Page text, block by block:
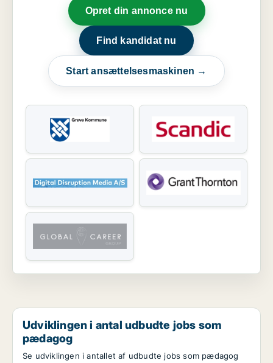
Opret din annonce nu
Find kandidat nu
Start ansættelsesmaskinen →
Udviklingen i antal udbudte jobs som
pædagog
Se udviklingen i antallet af udbudte jobs som pædagog